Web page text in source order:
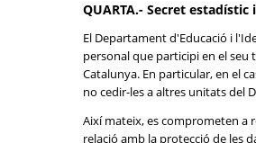
QUARTA.- Secret
El Departament d'Educació i
personal que participi en el seu
Catalunya. En particular, en el
no cedir-les a altres unitats del
Així mateix, es comprometen a
relació amb la protecció de les